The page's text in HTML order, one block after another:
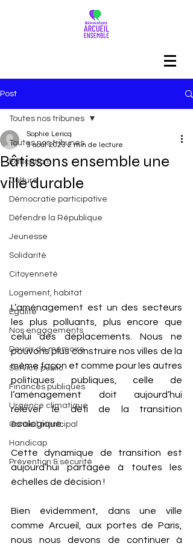
Post
Toutes nos tribunes
Education
Culture
Démocratie participative
Défendre la République
Jeunesse
Solidarité
Citoyenneté
Logement, habitat
Egalité
Nos engagements
Devoir de mémoire
Service public
Finances publiques
Urgence climatique
Conseil municipal
Handicap
Prévention & sécurité
Toutes nos tribunes
Bâtissons ensemble une
ville durable
Sophie Lericq
3 août 2023 2 min de lecture
L’aménagement est un des secteurs
les plus polluants, plus encore que
celui des déplacements. Nous ne
pouvons plus construire nos villes de la
même façon et comme pour les autres
politiques publiques, celle de
l’aménagement doit aujourd’hui
relever le défi de la transition
écologique.
Cette dynamique de transition est
aujourd’hui partagée à toutes les
échelles de décision !
Bien évidemment, dans une ville
comme Arcueil, aux portes de Paris,
nous nous devons de continuer à